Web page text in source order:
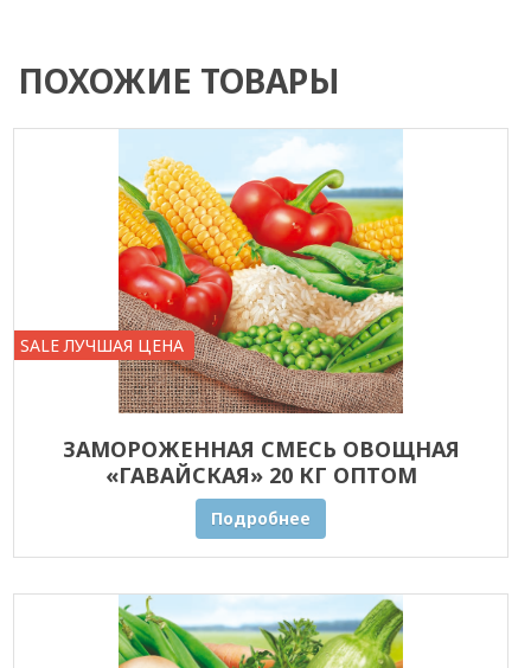
ПОХОЖИЕ ТОВАРЫ
SALE ЛУЧШАЯ ЦЕНА
ЗАМОРОЖЕННАЯ СМЕСЬ ОВОЩНАЯ
«ГАВАЙСКАЯ» 20 КГ ОПТОМ
Подробнее